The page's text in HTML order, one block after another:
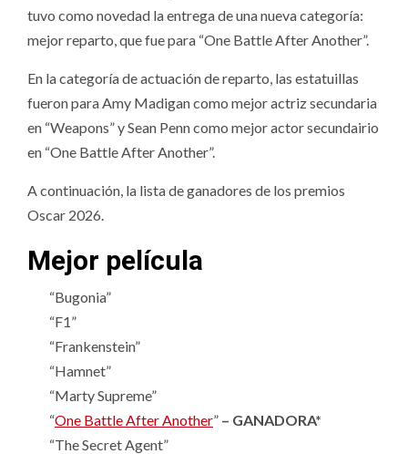
tuvo como novedad la entrega de una nueva categoría:
mejor reparto, que fue para “One Battle After Another”.
En la categoría de actuación de reparto, las estatuillas
fueron para Amy Madigan como mejor actriz secundaria
en “Weapons” y Sean Penn como mejor actor secundairio
en “One Battle After Another”.
A continuación, la lista de ganadores de los premios
Oscar 2026.
Mejor película
“Bugonia”
“F1”
“Frankenstein”
“Hamnet”
“Marty Supreme”
“One Battle After Another” – GANADORA*
“The Secret Agent”